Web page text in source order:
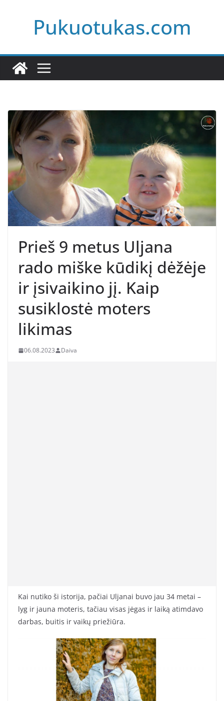
Pukuotukas.com
Prieš 9 metus Uljana
rado miške kūdikį dėžėje
ir įsivaikino jį. Kaip
susiklostė moters
likimas
06.08.2023 Daiva
Kai nutiko ši istorija, pačiai Uljanai buvo jau 34 metai –
lyg ir jauna moteris, tačiau visas jėgas ir laiką atimdavo
darbas, buitis ir vaikų priežiūra.